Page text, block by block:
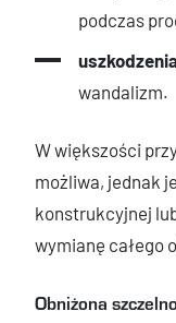
podczas
wandalizm.
W większości
możliwa, jednak
konstrukcyjnej
wymianę całego
Obniżona